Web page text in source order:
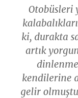
Otobüsleri
ki, durakta
artık
kendilerine
gelir